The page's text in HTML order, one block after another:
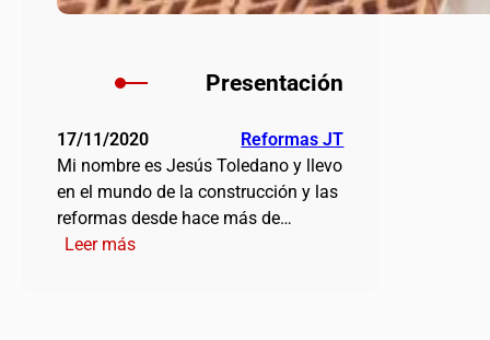
Presentación
17/11/2020
Reformas JT
Mi nombre es Jesús Toledano y llevo
en el mundo de la construcción y las
reformas desde hace más de…
Leer más: